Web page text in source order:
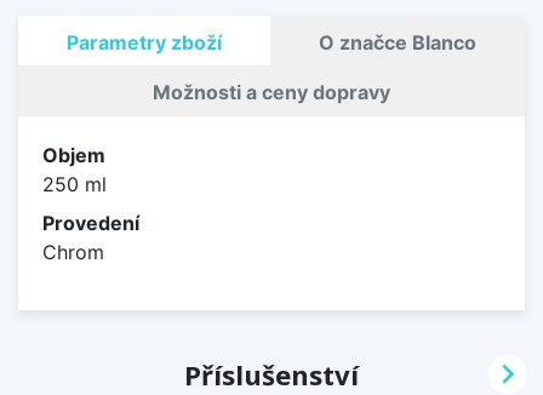
Parametry zboží O značce Blanco
Možnosti a ceny dopravy
Objem
250 ml
Provedení
Chrom
Příslušenství 